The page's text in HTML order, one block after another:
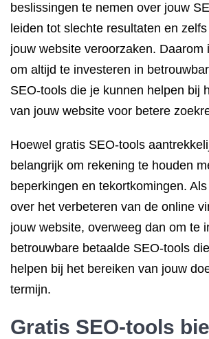
beslissingen te nemen over jouw
leiden tot slechte resultaten en
jouw website veroorzaken. Daarom
om altijd te investeren in
SEO-tools die je kunnen helpen bij
van jouw website voor betere
Hoewel gratis SEO-tools
belangrijk om rekening te houden
beperkingen en tekortkomingen.
over het verbeteren van de online
jouw website, overweeg dan om te
betrouwbare betaalde SEO-tools
helpen bij het bereiken van jouw
termijn.
Gratis SEO-tools